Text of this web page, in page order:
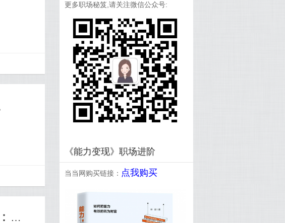
【167】一个关于画大饼、给大饼、分大饼的故事：你是哪种领导风格？
更多职场秘笈,请关注微信公众号:
《能力变现》职场进阶
当当网购买链接： 点我购买